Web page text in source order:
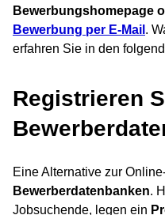
Bewerbungshomepage
Bewerbung per E-Mail .
erfahren Sie in den
Registrieren
Eine Alternative zur
Bewerberdatenbanken.
Jobsuchende, legen ein